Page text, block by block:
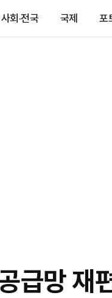
사회·전국 국제 포
망 재